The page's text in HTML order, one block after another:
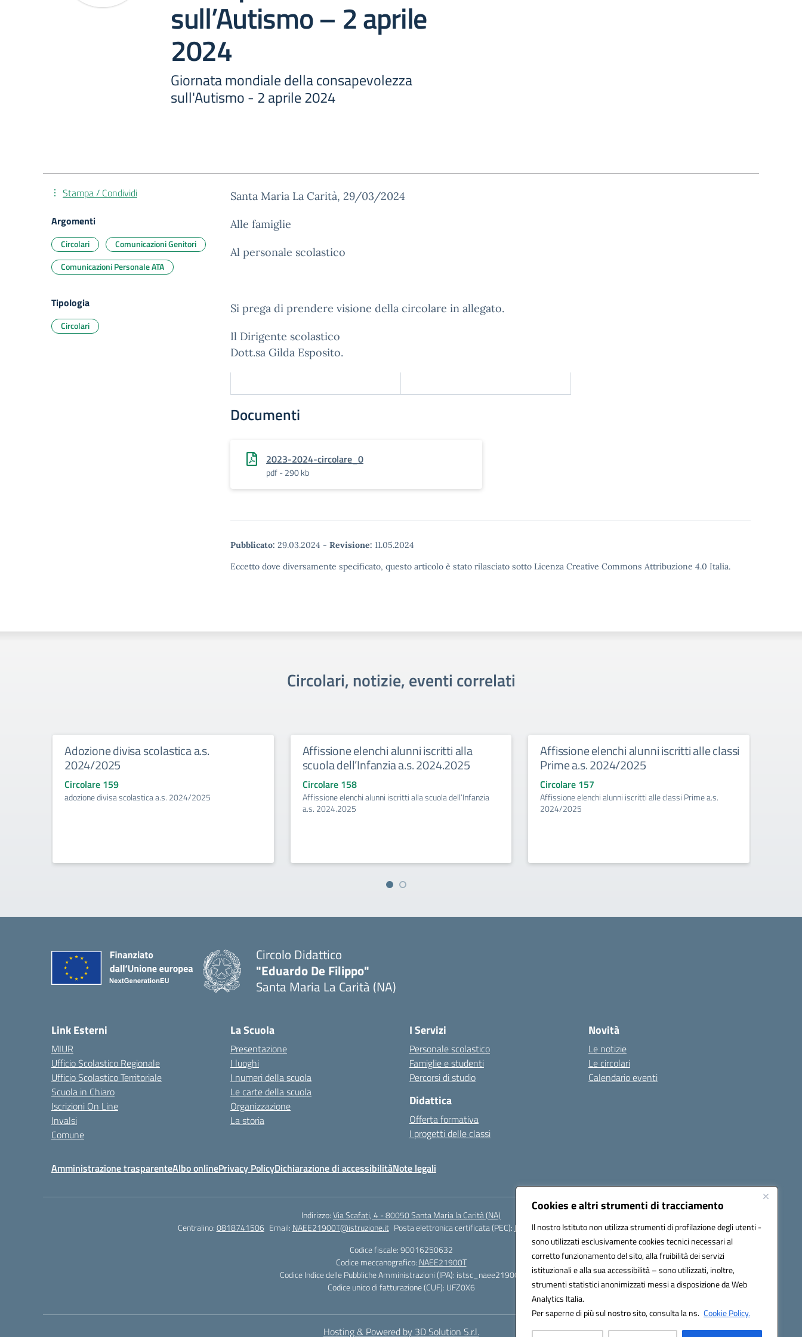
Cookies e altri strumenti di tracciamento
Il nostro Istituto non utilizza strumenti di profilazione degli utenti -
sono utilizzati esclusivamente cookies tecnici necessari al
corretto funzionamento del sito, alla fruibilità dei servizi
istituzionali e alla sua accessibilità – sono utilizzati, inoltre,
strumenti statistici anonimizzati messi a disposizione da Web
Analytics Italia.
Per saperne di più sul nostro sito, consulta la ns. Cookie Policy.
sull’Autismo – 2 aprile
2024
Giornata mondiale della consapevolezza
sull'Autismo - 2 aprile 2024
Santa Maria La Carità, 29/03/2024
Alle famiglie
Al personale scolastico
Si prega di prendere visione della circolare in allegato.
Il Dirigente scolastico
Dott.sa Gilda Esposito.
Documenti
2023-2024-circolare_0
pdf - 290 kb
Pubblicato: 29.03.2024 - Revisione: 11.05.2024
Eccetto dove diversamente specificato, questo articolo è stato rilasciato sotto Licenza Creative Commons Attribuzione 4.0 Italia.
Stampa / Condividi
Argomenti
Circolari
Comunicazioni Genitori
Comunicazioni Personale ATA
Tipologia
Circolari
Circolari, notizie, eventi correlati
Adozione divisa scolastica a.s.
2024/2025
Circolare 159
adozione divisa scolastica a.s. 2024/2025
Affissione elenchi alunni iscritti alla
scuola dell’Infanzia a.s. 2024.2025
Circolare 158
Affissione elenchi alunni iscritti alla scuola dell’Infanzia
a.s. 2024.2025
Affissione elenchi alunni iscritti alle classi
Prime a.s. 2024/2025
Circolare 157
Affissione elenchi alunni iscritti alle classi Prime a.s.
2024/2025
Circolo Didattico
"Eduardo De Filippo"
Santa Maria La Carità (NA)
Link Esterni
MIUR
Ufficio Scolastico Regionale
Ufficio Scolastico Territoriale
Scuola in Chiaro
Iscrizioni On Line
Invalsi
Comune
La Scuola
Presentazione
I luoghi
I numeri della scuola
Le carte della scuola
Organizzazione
La storia
I Servizi
Personale scolastico
Famiglie e studenti
Percorsi di studio
Didattica
Offerta formativa
I progetti delle classi
Novità
Le notizie
Le circolari
Calendario eventi
Amministrazione trasparenteAlbo onlinePrivacy PolicyDichiarazione di accessibilitàNote legali
Indirizzo:Via Scafati, 4 - 80050 Santa Maria la Carità (NA)
Centralino:0818741506 Email: NAEE21900T@istruzione.it Posta elettronica certificata (PEC): NAEE21900T@pec.istruzione.it
Codice fiscale: 90016250632
Codice meccanografico: NAEE21900T
Codice Indice delle Pubbliche Amministrazioni (IPA): istsc_naee21900t
Codice unico di fatturazione (CUF): UFZ0X6
Hosting & Powered by 3D Solution S.r.l.